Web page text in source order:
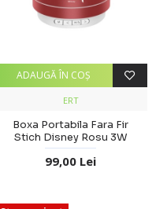
ERT
Boxa Portabila Fara Fir
Stich Disney Rosu 3W
99,00 Lei
ADAUGĂ ÎN COŞ